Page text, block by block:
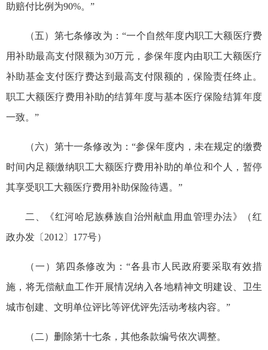
助赔付比例为90%。”
（五）第七条修改为：“一个自然年度内职工大额医疗费
用补助最高支付限额为30万元，参保年度内由职工大额医疗
补助基金支付医疗费达到最高支付限额的，保险责任终止。
职工大额医疗费用补助的结算年度与基本医疗保险结算年度
一致。”
（六）第十一条修改为：“参保年度内，未在规定的缴费
时间内足额缴纳职工大额医疗费用补助的单位和个人，暂停
其享受职工大额医疗费用补助保险待遇。”
二、《红河哈尼族彝族自治州献血用血管理办法》（红
政办发〔2012〕177号）
（一）第四条修改为：“各县市人民政府要采取有效措
施，将无偿献血工作开展情况纳入各地精神文明建设、卫生
城市创建、文明单位评比等评优评先活动考核内容。”
（二）删除第十七条，其他条款编号依次调整。